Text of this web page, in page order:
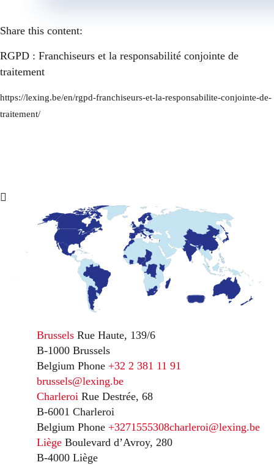
Share this content:
RGPD : Franchiseurs et la responsabilité conjointe de
traitement
https://lexing.be/en/rgpd-franchiseurs-et-la-responsabilite-conjointe-de-
traitement/
Brussels Rue Haute, 139/6
B-1000 Brussels
Belgium Phone +32 2 381 11 91
brussels@lexing.be
Charleroi Rue Destrée, 68
B-6001 Charleroi
Belgium Phone +3271555308charleroi@lexing.be
Liège Boulevard d’Avroy, 280
B-4000 Liège